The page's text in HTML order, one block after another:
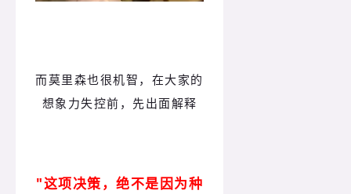
而莫里森也很机智，在大家的
想象力失控前，先出面解释
"这项决策，绝不是因为种